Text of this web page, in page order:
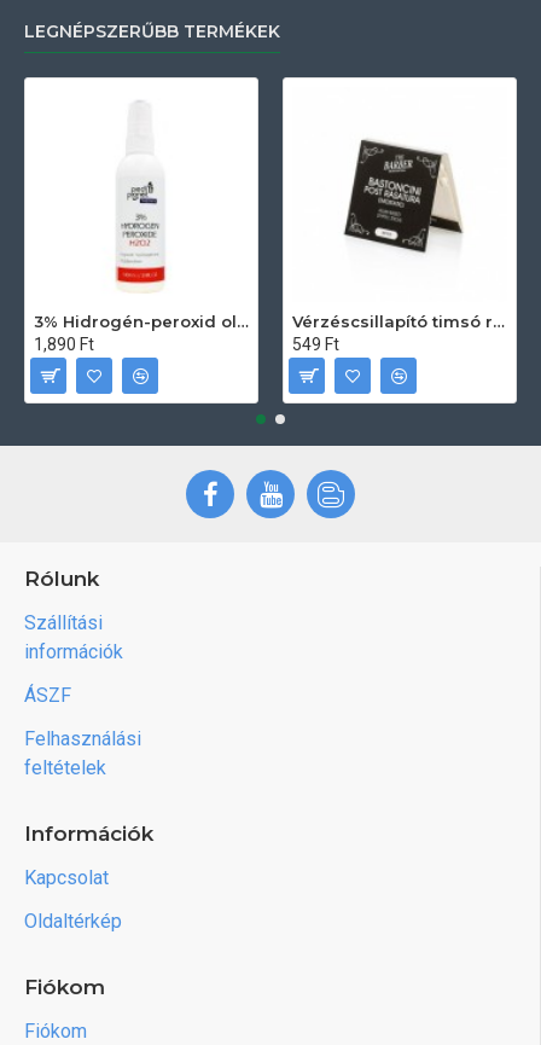
LEGNÉPSZERŰBB TERMÉKEK
3% Hidrogén-peroxid oldat (sebfertőtlenítő) 100ml
1,890 Ft
Vérzéscsillapító timsó rúd 20db
549 Ft
Rólunk
Szállítási
információk
ÁSZF
Felhasználási
feltételek
Információk
Kapcsolat
Oldaltérkép
Fiókom
Fiókom